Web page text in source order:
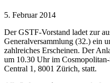
5. Februar 2014
Der GSTF-Vorstand ladet zur
Generalversammlung (32.) ein
zahlreiches Erscheinen. Der
um 10.30 Uhr im
Central 1, 8001 Zürich, statt.